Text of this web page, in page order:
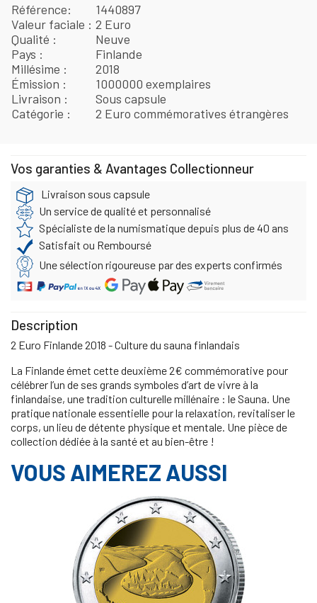
Référence
1440897
Valeur faciale
2 Euro
Qualité
Neuve
Pays
Finlande
Millésime
2018
Émission
1000000 exemplaires
Livraison
Sous capsule
Catégorie
2 Euro commémoratives étrangères
Vos garanties & Avantages Collectionneur
Livraison sous capsule
Un service de qualité et personnalisé
Spécialiste de la numismatique depuis plus de 40 ans
Satisfait ou Remboursé
Une sélection rigoureuse par des experts confirmés
Description
2 Euro Finlande 2018 - Culture du sauna finlandais
La Finlande émet cette deuxième 2€ commémorative pour
célébrer l’un de ses grands symboles d’art de vivre à la
finlandaise, une tradition culturelle millénaire : le Sauna. Une
pratique nationale essentielle pour la relaxation, revitaliser le
corps, un lieu de détente physique et mentale. Une pièce de
collection dédiée à la santé et au bien-être !
VOUS AIMEREZ AUSSI